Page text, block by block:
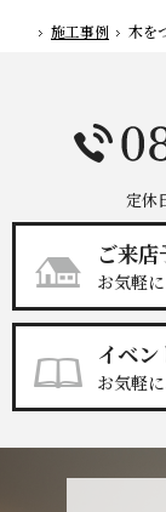
ホーム
施工事例 木を
定休
ご来
お気軽
イベ
お気軽